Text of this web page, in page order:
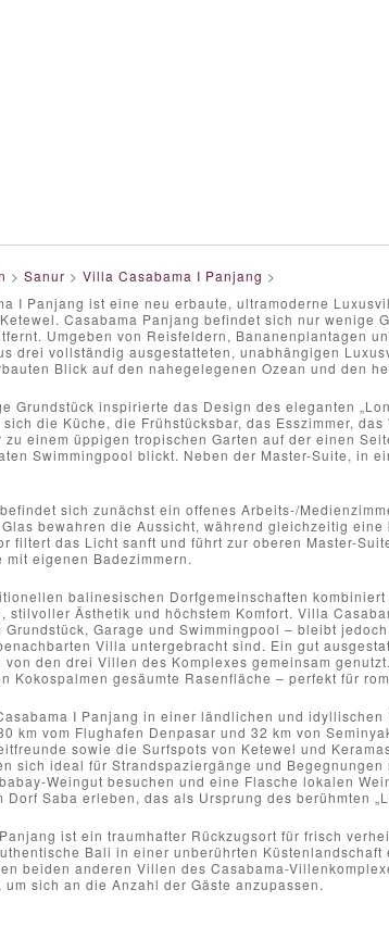
> Sanur > Villa Casabama I Panjang >
I Panjang ist eine neu erbaute, ultramoderne
Casabama Panjang befindet sich nur wenige
Umgeben von Reisfeldern, Bananenplantagen
drei vollständig ausgestatteten, unabhängigen
Blick auf den nahegelegenen Ozean und den
Grundstück inspirierte das Design des eleganten
die Küche, die Frühstücksbar, das Esszimmer,
zu einem üppigen tropischen Garten auf der einen
Swimmingpool blickt. Neben der Master-Suite, in
sich zunächst ein offenes Arbeits-/
bewahren die Aussicht, während gleichzeitig
filtert das Licht sanft und führt zur oberen Master-
eigenen Badezimmern.
balinesischen Dorfgemeinschaften
stilvoller Ästhetik und höchstem Komfort. Villa
Grundstück, Garage und Swimmingpool – bleibt
Villa untergebracht sind. Ein gut
von den drei Villen des Komplexes gemeinsam
Kokospalmen gesäumte Rasenfläche – perfekt für
I Panjang in einer ländlichen und
km vom Flughafen Denpasar und 32 km von
sowie die Surfspots von Ketewel und
sich ideal für Strandspaziergänge und
Weingut besuchen und eine Flasche lokalen
Dorf Saba erleben, das als Ursprung des berühmten
ist ein traumhafter Rückzugsort für frisch
Bali in einer unberührten
beiden anderen Villen des Casabama-
um sich an die Anzahl der Gäste anzupassen.